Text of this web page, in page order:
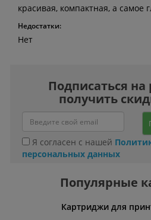
красивая, компактная, а самое
Недостатки:
Нет
Подписаться на
получить
Я согласен с нашей
персональных данных
Популярные
Картриджи для